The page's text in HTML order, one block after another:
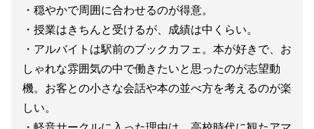
・穏やかで周囲に合わせるのが得意。
・授業はきちんと受けるが、成績は中くらい。
・アルバイトは駅前のブックカフェ。本が好きで、お
しゃれな雰囲気の中で働きたいと思ったのが志望動
機。お客との小さな会話や本の並べ方を考えるのが楽
しい。